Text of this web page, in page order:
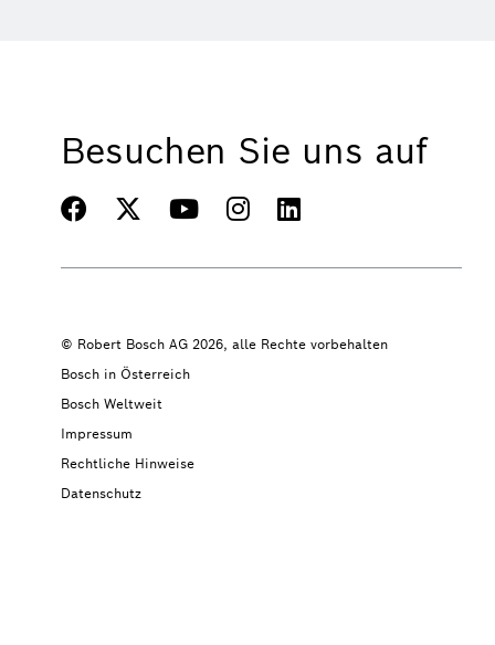
Besuchen Sie uns auf
© Robert Bosch AG 2026, alle Rechte vorbehalten
Bosch in Österreich
Bosch Weltweit
Impressum
Rechtliche Hinweise
Datenschutz